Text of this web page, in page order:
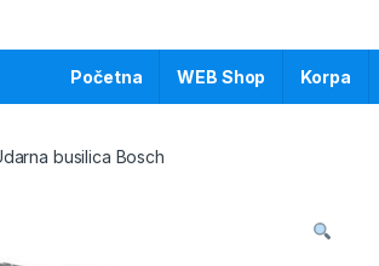
Početna WEB Shop Korpa
busilica Bosch